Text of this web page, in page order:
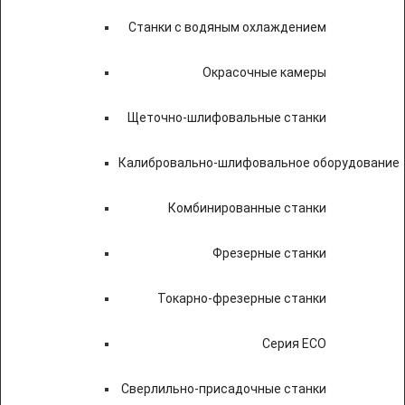
Станки с водяным охлаждением
Окрасочные камеры
Щеточно-шлифовальные станки
Калибровально-шлифовальное оборудование
Комбинированные станки
Фрезерные станки
Токарно-фрезерные станки
Серия ECO
Сверлильно-присадочные станки